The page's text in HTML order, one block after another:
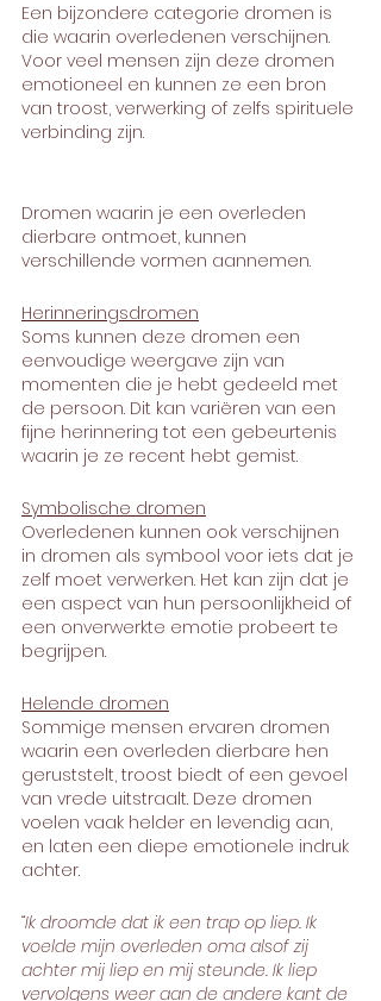
Een bijzondere categorie dromen is
die waarin overledenen verschijnen.
Voor veel mensen zijn deze dromen
emotioneel en kunnen ze een bron
van troost, verwerking of zelfs spirituele
verbinding zijn.
Dromen waarin je een overleden
dierbare ontmoet, kunnen
verschillende vormen aannemen.
Herinneringsdromen
Soms kunnen deze dromen een
eenvoudige weergave zijn van
momenten die je hebt gedeeld met
de persoon. Dit kan variëren van een
fijne herinnering tot een gebeurtenis
waarin je ze recent hebt gemist.
Symbolische dromen
Overledenen kunnen ook verschijnen
in dromen als symbool voor iets dat je
zelf moet verwerken. Het kan zijn dat je
een aspect van hun persoonlijkheid of
een onverwerkte emotie probeert te
begrijpen.
Helende dromen
Sommige mensen ervaren dromen
waarin een overleden dierbare hen
geruststelt, troost biedt of een gevoel
van vrede uitstraalt. Deze dromen
voelen vaak helder en levendig aan,
en laten een diepe emotionele indruk
achter.
“Ik droomde dat ik een trap op liep. Ik
voelde mijn overleden oma alsof zij
achter mij liep en mij steunde. Ik liep
vervolgens weer aan de andere kant de